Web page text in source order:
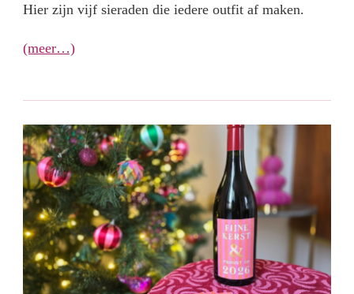
Hier zijn vijf sieraden die iedere outfit af maken.
(meer…)